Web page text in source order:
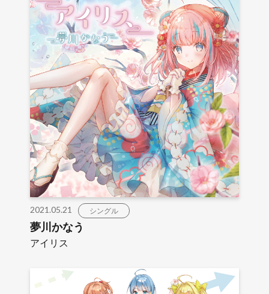
2021.05.21 シングル
夢川かなう
アイリス